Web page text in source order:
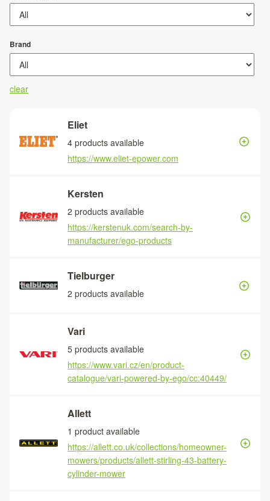
Brand
clear
Eliet
4 products available
https://www.eliet-epower.com
Kersten
2 products available
https://kerstenuk.com/search-by-
manufacturer/ego-products
Tielburger
2 products available
Vari
5 products available
https://www.vari.cz/en/product-
catalogue/vari-powered-by-ego/cc:40449/
Allett
1 product available
https://allett.co.uk/collections/homeowner-
mowers/products/allett-stirling-43-battery-
cylinder-mower